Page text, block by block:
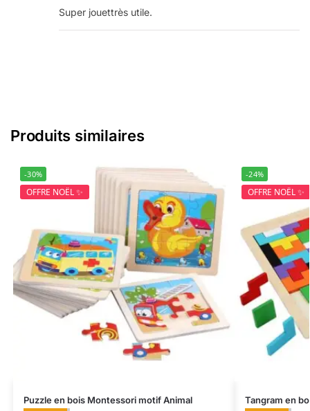
Super jouettrès utile.
Produits similaires
-30%
OFFRE NOËL ✨
Puzzle en bois Montessori motif Animal
-24%
OFFRE NOËL ✨
Tangram en